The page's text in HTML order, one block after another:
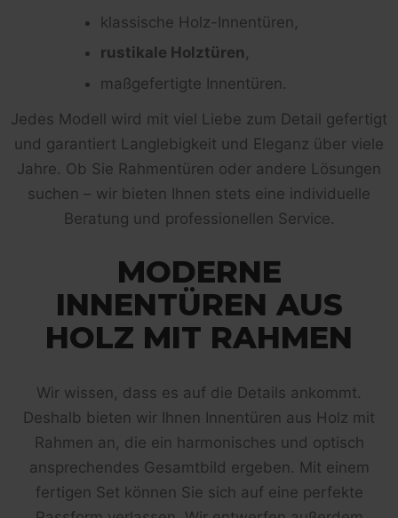
klassische Holz-Innentüren,
rustikale Holztüren ,
maßgefertigte Innentüren.
Jedes Modell wird mit viel Liebe zum Detail gefertigt
und garantiert Langlebigkeit und Eleganz über viele
Jahre. Ob Sie Rahmentüren oder andere Lösungen
suchen – wir bieten Ihnen stets eine individuelle
Beratung und professionellen Service.
MODERNE
INNENTÜREN AUS
HOLZ MIT RAHMEN
Wir wissen, dass es auf die Details ankommt.
Deshalb bieten wir Ihnen Innentüren aus Holz mit
Rahmen an, die ein harmonisches und optisch
ansprechendes Gesamtbild ergeben. Mit einem
fertigen Set können Sie sich auf eine perfekte